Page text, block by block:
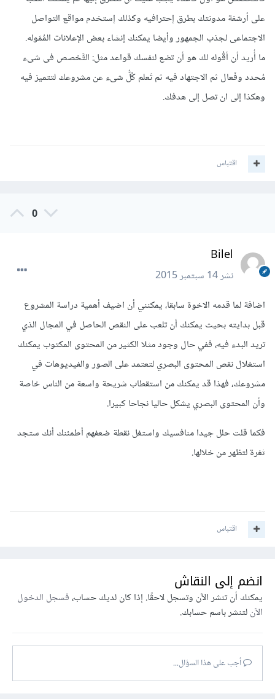
على أرشفة مدونتك بطرق إحترافيه وكذلك إستخدم مواقع التواصل
الاجتماعى لجذب الجمهور وأيضا يمكنك إنشاء بعض الإعلانات المُمَوله.
ما أُريد أن أقُوله لك هو أن تضع لنفسك قواعد مثل: التَّخصص فى شىء
مُحدد وفَعال ثم الاجتهاد فيه ثم تَعلم كُلُّ شىء عن مشروعك لتتميز فيه
وهكذا إلى ان تصل إلى هدفك.
اقتباس
0
Bilel
نشر14 سبتمبر 2015
اضافة لما قدمه الاخوة سابقا، يمكنني أن اضيف أهمية دراسة المشروع
قبل بدايته بحيث يمكنك أن تلعب على النقص الحاصل في المجال الذي
تريد البدء فيه، ففي حال وجود مثلا الكثير من المحتوى المكتوب يمكنك
استغلال نقص المحتوى البصري لتعتمد على الصور والفيديوهات في
مشروعك، فهذا قد يمكنك من استقطاب شريحة واسعة من الناس خاصة
وأن المحتوى البصري يشكل حاليا نجاحا كبيرا.
فكما قلت حلل جيدا منافسيك واستغل نقطة ضعفهم أطمئنك أنك ستجد
ثغرة لتظهر من خلالها.
اقتباس
انضم إلى النقاش
يمكنك أن تنشر الآن وتسجل لاحقًا. إذا كان لديك حساب،فسجل الدخول
الآنلتنشر باسم حسابك.
أجب على هذا السؤال...